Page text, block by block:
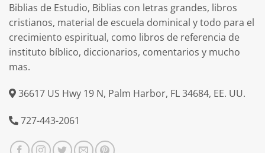
Biblias de Estudio, Biblias con letras grandes, libros
cristianos, material de escuela dominical y todo para el
crecimiento espiritual, como libros de referencia de
instituto bíblico, diccionarios, comentarios y mucho
mas.
36617 US Hwy 19 N, Palm Harbor, FL 34684, EE. UU.
727-443-2061